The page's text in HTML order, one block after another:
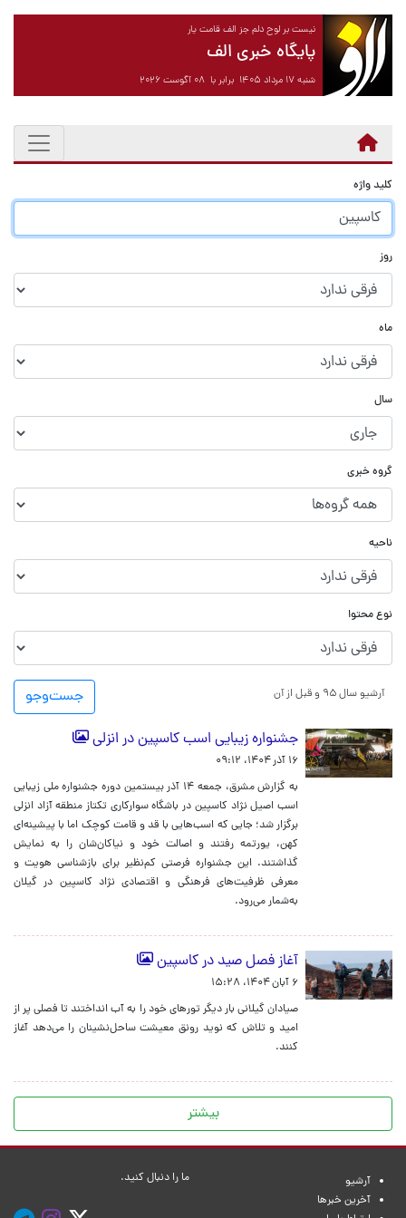
نیست بر لوح دلم جز الف قامت یار
پایگاه خبری الف
شنبه ۱۷ مرداد ۱۴۰۵ برابر با ۰۸ آگوست ۲۰۲۶
کلید واژه
روز
ماه
سال
گروه خبری
ناحیه
نوع محتوا
جست‌و‌جو آرشیو سال ۹۵ و قبل از آن
جشنواره زیبایی اسب کاسپین در انزلی
۱۶ آذر ۱۴۰۴، ۰۹:۱۲
به گزارش مشرق، جمعه ۱۴ آذر بیستمین دوره جشنواره ملی زیبایی
اسب اصیل نژاد کاسپین در باشگاه سوارکاری تکتاز منطقه آزاد انزلی
برگزار شد؛ جایی که اسب‌هایی با قد و قامت کوچک اما با پیشینه‌ای
کهن، یورتمه رفتند و اصالت خود و نیاکان‌شان را به نمایش
گذاشتند. این جشنواره فرصتی کم‌نظیر برای بازشناسی هویت و
معرفی ظرفیت‌های فرهنگی و اقتصادی نژاد کاسپین در گیلان
به‌شمار می‌رود.
آغاز فصل صید در کاسپین
۶ آبان ۱۴۰۴، ۱۵:۲۸
صیادان گیلانی بار دیگر تورهای خود را به آب انداختند تا فصلی پر از
امید و تلاش که نوید رونق معیشت ساحل‌نشینان را می‌دهد آغاز
کنند.
بیشتر
آرشیو
آخرین خبرها
ما را دنبال کنید.